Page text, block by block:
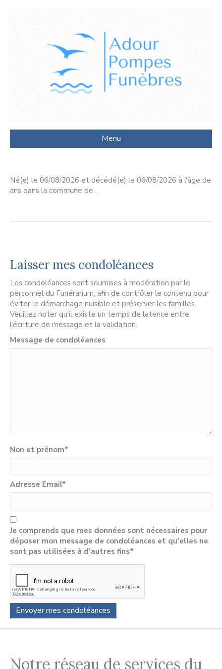
Menu
Né(e) le 06/08/2026 et décédé(e) le 06/08/2026 à l'âge de
ans dans la commune de .
Laisser mes condoléances
Les condoléances sont soumises à modération par le
personnel du Funérarium, afin de contrôler le contenu pour
éviter le démarchage nuisible et préserver les familles.
Veuillez noter qu'il existe un temps de latence entre
l'écriture de message et la validation.
Message de condoléances
Non et prénom*
Adresse Email*
Je comprends que mes données sont nécessaires pour
déposer mon message de condoléances et qu'elles ne
sont pas utilisées à d'autres fins*
Notre réseau de services du